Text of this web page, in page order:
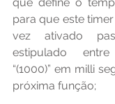
para que este
vez ativado
estipulado
“(1000)” em milli
próxima função;